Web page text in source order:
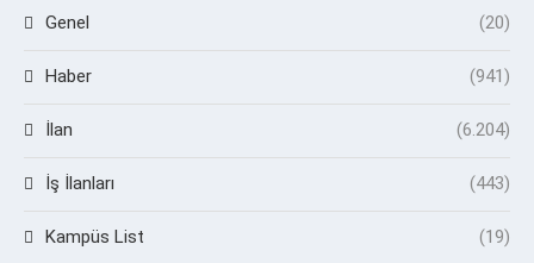
Genel (20)
Haber (941)
İlan (6.204)
İş İlanları (443)
Kampüs List (19)